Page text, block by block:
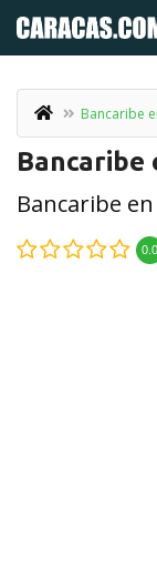
Bancaribe
Bancaribe
Bancaribe
0.0